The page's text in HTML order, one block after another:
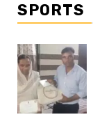
SPORTS